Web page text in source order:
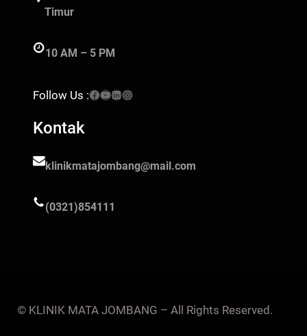
Timur
10 AM – 5 PM
Follow Us :Facebook YouTube LinkedIn Instagram
Kontak
klinikmatajombang@mail.com
(0321)854111
© KLINIK MATA JOMBANG – All Rights Reserved.